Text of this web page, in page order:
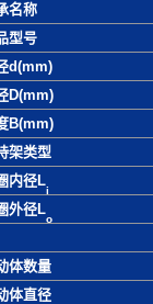
名称
型号
d(mm)
D(mm)
B(mm)
架类型
内径L
i
外径L
o
体数量
体直径